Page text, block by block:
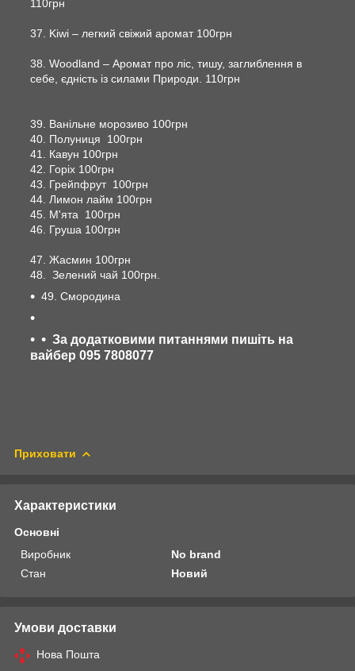
110грн
37. Kiwi – легкий свіжий аромат 100грн
38. Woodland – Аромат про ліс, тишу, заглиблення в
себе, єдність із силами Природи. 110грн
39. Ванільне морозиво 100грн
40. Полуниця 100грн
41. Кавун 100грн
42. Горіх 100грн
43. Грейпфрут 100грн
44. Лимон лайм 100грн
45. М'ята 100грн
46. Груша 100грн
47. Жасмин 100грн
48. Зелений чай 100грн.
49. Смородина
За додатковими питаннями пишіть на
вайбер 095 7808077
Приховати
Характеристики
Основні
Виробник
No brand
Стан
Новий
Умови доставки
Нова Пошта